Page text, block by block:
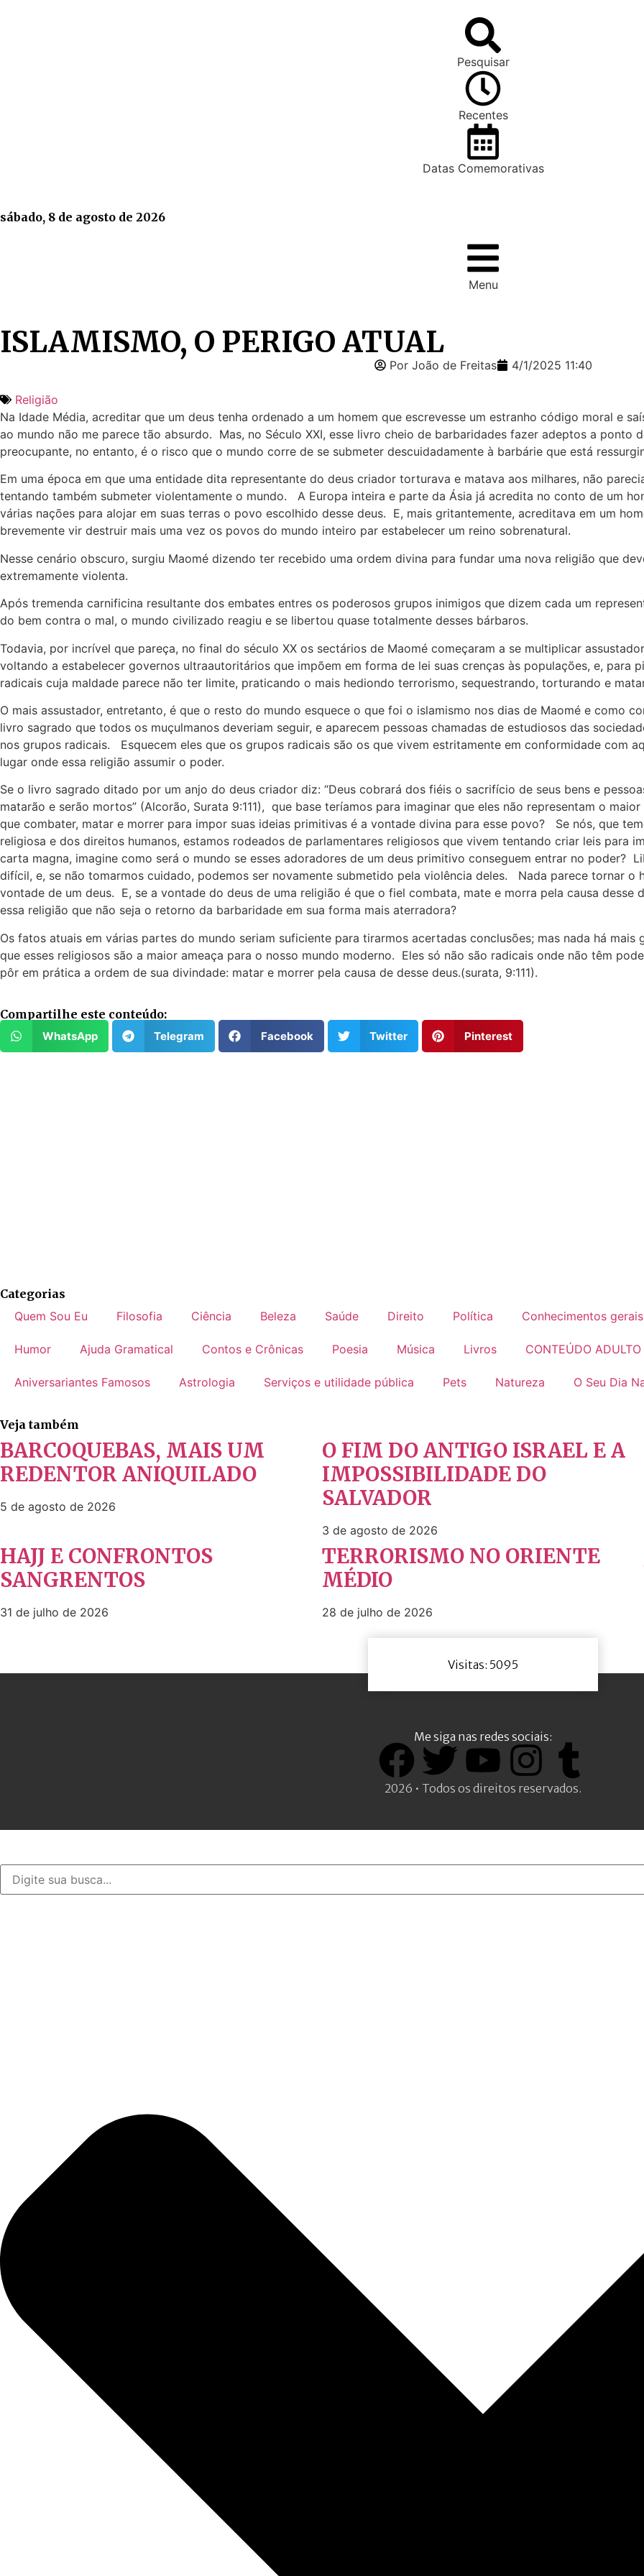
Pesquisar
Recentes
Datas Comemorativas
sábado, 8 de agosto de 2026
Menu
ISLAMISMO, O PERIGO ATUAL
Por João de Freitas 4/1/2025 11:40
Religião
Na Idade Média, acreditar que um deus tenha ordenado a um homem que escrevesse um estranho código moral e
ao mundo não me parece tão absurdo. Mas, no Século XXI, esse livro cheio de barbaridades fazer adeptos a
preocupante, no entanto, é o risco que o mundo corre de se submeter descuidadamente à barbárie que está
Em uma época em que uma entidade dita representante do deus criador torturava e matava aos milhares, não
tentando também submeter violentamente o mundo. A Europa inteira e parte da Ásia já acredita no conto de um
várias nações para alojar em suas terras o povo escolhido desse deus. E, mais gritantemente, acreditava em um
brevemente vir destruir mais uma vez os povos do mundo inteiro par estabelecer um reino sobrenatural.
Nesse cenário obscuro, surgiu Maomé dizendo ter recebido uma ordem divina para fundar uma nova religião que
extremamente violenta.
Após tremenda carnificina resultante dos embates entres os poderosos grupos inimigos que dizem cada um
do bem contra o mal, o mundo civilizado reagiu e se libertou quase totalmente desses bárbaros.
Todavia, por incrível que pareça, no final do século XX os sectários de Maomé começaram a se multiplicar
voltando a estabelecer governos ultraautoritários que impõem em forma de lei suas crenças às populações, e, para
radicais cuja maldade parece não ter limite, praticando o mais hediondo terrorismo, sequestrando, torturando e
O mais assustador, entretanto, é que o resto do mundo esquece o que foi o islamismo nos dias de Maomé e como
livro sagrado que todos os muçulmanos deveriam seguir, e aparecem pessoas chamadas de estudiosos das
nos grupos radicais. Esquecem eles que os grupos radicais são os que vivem estritamente em conformidade com
lugar onde essa religião assumir o poder.
Se o livro sagrado ditado por um anjo do deus criador diz: “Deus cobrará dos fiéis o sacrifício de seus bens e
matarão e serão mortos” (Alcorão, Surata 9:111), que base teríamos para imaginar que eles não representam o
que combater, matar e morrer para impor suas ideias primitivas é a vontade divina para esse povo? Se nós, que
religiosa e dos direitos humanos, estamos rodeados de parlamentares religiosos que vivem tentando criar leis para
carta magna, imagine como será o mundo se esses adoradores de um deus primitivo conseguem entrar no poder?
difícil, e, se não tomarmos cuidado, podemos ser novamente submetido pela violência deles. Nada parece tornar o
vontade de um deus. E, se a vontade do deus de uma religião é que o fiel combata, mate e morra pela causa desse
essa religião que não seja o retorno da barbaridade em sua forma mais aterradora?
Os fatos atuais em várias partes do mundo seriam suficiente para tirarmos acertadas conclusões; mas nada há
que esses religiosos são a maior ameaça para o nosso mundo moderno. Eles só não são radicais onde não têm
pôr em prática a ordem de sua divindade: matar e morrer pela causa de desse deus.(surata, 9:111).
Compartilhe este conteúdo:
WhatsApp Telegram Facebook Twitter Pinterest
Categorias
Quem Sou Eu
Filosofia Ciência Beleza Saúde Direito Política Conhecimentos gerais
Humor Ajuda Gramatical Contos e Crônicas Poesia Música Livros CONTEÚDO ADULTO
Aniversariantes Famosos Astrologia Serviços e utilidade pública Pets Natureza O Seu Dia
Veja também
BARCOQUEBAS, MAIS UM
REDENTOR ANIQUILADO
5 de agosto de 2026
O FIM DO ANTIGO ISRAEL E A
IMPOSSIBILIDADE DO
SALVADOR
3 de agosto de 2026
HAJJ E CONFRONTOS
SANGRENTOS
31 de julho de 2026
TERRORISMO NO ORIENTE
MÉDIO
28 de julho de 2026
Visitas: 5095
Me siga nas redes sociais:
2026 • Todos os direitos reservados.